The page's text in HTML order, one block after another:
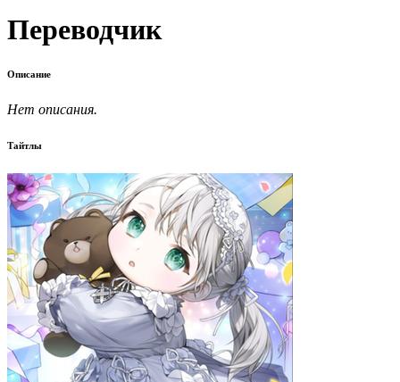
Переводчик
Описание
Нет описания.
Тайтлы